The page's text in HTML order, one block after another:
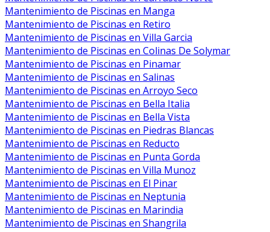
Mantenimiento de Piscinas en Manga
Mantenimiento de Piscinas en Retiro
Mantenimiento de Piscinas en Villa Garcia
Mantenimiento de Piscinas en Colinas De Solymar
Mantenimiento de Piscinas en Pinamar
Mantenimiento de Piscinas en Salinas
Mantenimiento de Piscinas en Arroyo Seco
Mantenimiento de Piscinas en Bella Italia
Mantenimiento de Piscinas en Bella Vista
Mantenimiento de Piscinas en Piedras Blancas
Mantenimiento de Piscinas en Reducto
Mantenimiento de Piscinas en Punta Gorda
Mantenimiento de Piscinas en Villa Munoz
Mantenimiento de Piscinas en El Pinar
Mantenimiento de Piscinas en Neptunia
Mantenimiento de Piscinas en Marindia
Mantenimiento de Piscinas en Shangrila